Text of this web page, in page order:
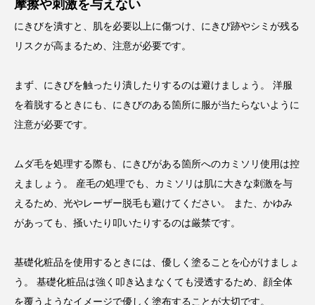
摩擦や刺激を与えない
にきびを潰すと、肌を必要以上に傷つけ、にきび跡やシミが残る
リスクが高まるため、注意が必要です。
まず、にきびを触ったり潰したりするのは避けましょう。 洋服
を着脱するときにも、にきびのある箇所に服が当たらないように
注意が必要です。
ムダ毛を処理する際も、にきびがある箇所へのカミソリ使用は控
えましょう。 産毛の処理でも、カミソリは肌に大きな刺激を与
えるため、光やレーザー脱毛も避けてください。 また、かゆみ
があっても、掻いたり叩いたりするのは厳禁です。
基礎化粧品を使用するときには、優しく塗ることを心がけましょ
う。 基礎化粧品は強く叩き込まなくても浸透するため、顔全体
を覆うようなイメージで優しく塗布することが大切です。